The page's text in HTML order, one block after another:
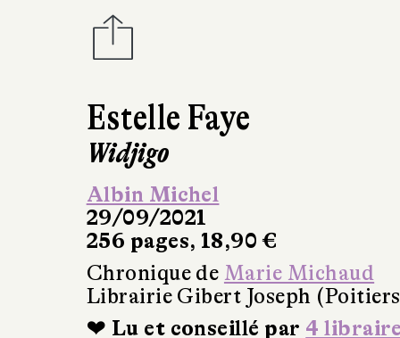
Estelle Faye
Widjigo
Albin Michel
29/09/2021
256 pages, 18,90 €
Chronique de Marie Michaud
Librairie Gibert Joseph
❤ Lu et conseillé par 4